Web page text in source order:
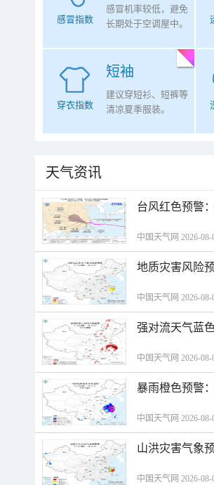
感冒指数
感冒机率较低，避免
长期处于空调屋中。
短袖
穿衣指数
建议穿短衫、短裤等
清凉夏季服装。
天气资讯
台风红色预警
中国天气网 2026-08-
地质灾害风险
中国天气网 2026-08-
强对流天气蓝
中国天气网 2026-08-
暴雨橙色预警
中国天气网 2026-08-
山洪灾害气象
中国天气网 2026-08-